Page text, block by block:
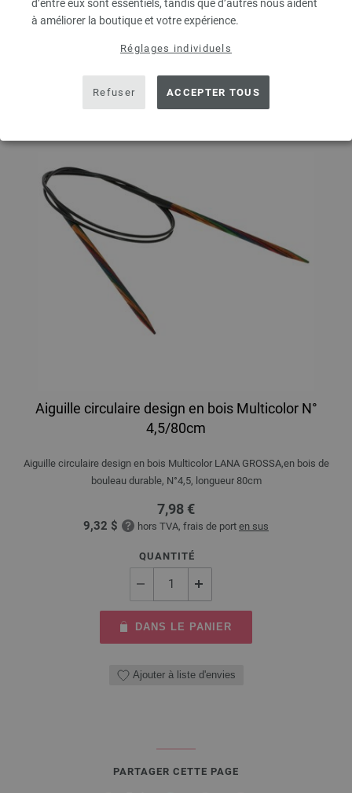
d’entre eux sont essentiels, tandis que d’autres nous aident
à améliorer la boutique et votre expérience.
Réglages individuels
Refuser ACCEPTER TOUS
Ajouter à liste d'envies
Aiguille circulaire design en bois Multicolor N°
4,5/80cm
Aiguille circulaire design en bois Multicolor LANA GROSSA,en bois de
bouleau durable, N°4,5, longueur 80cm
7,98 €
9,32 $ hors TVA, frais de port en sus
QUANTITÉ
DANS LE PANIER
Ajouter à liste d'envies
PARTAGER CETTE PAGE